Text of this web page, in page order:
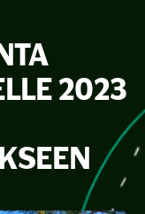
2023